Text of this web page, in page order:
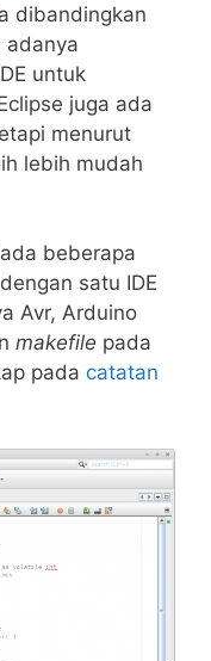
dibandingkan
adanya
untuk
juga ada
menurut
lebih mudah
beberapa
satu IDE
Avr, Arduino
makefile pada
pada catatan